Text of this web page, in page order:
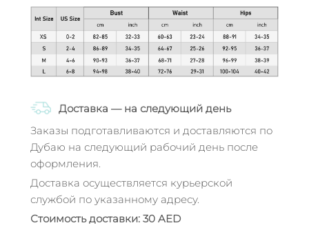
Доставка — на следующий день
Заказы подготавливаются и доставляются по
Дубаю на следующий рабочий день после
оформления.
Доставка осуществляется курьерской
службой по указанному адресу.
Стоимость доставки: 30 AED